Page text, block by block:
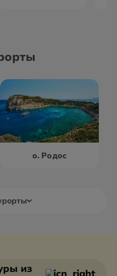
о. Родос
Волос
из